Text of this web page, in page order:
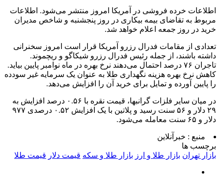
اطلاعات خرده فروشی در آمریکا امروز منتشر می‌شود. اطلاعات
مربوط به تقاضای بیمه بیکاری در روز پنجشنبه و شاخص مدیران
خرید در روز جمعه اعلام خواهد شد.
تعدادی از مقامات فدرال رزرو آمریکا قرار است امروز سخنرانی
داشته باشند، از جمله رئیس فدرال رزرو شیکاگو و ریچموند.
تاجران ۷۶ درصد احتمال می‌دهند نرخ بهره در ماه نوامبر پایین بیاید.
کاهش نرخ بهره هزینه نگهداری طلا به عنوان یک سرمایه غیر سودده
را پایین آورده و تمایل برای خرید آن را افزایش می‌دهد.
در میان سایر فلزات گرانبها، قیمت نقره با ۰.۵۶ درصد افزایش به
۲۹ دلار و ۵۶ سنت رسید و پلاتین با یک افزایش ۰.۵۲ درصدی ۹۷۷
دلار و ۶۵ سنت معامله می‌شود.
منبع : خبرآنلاین
برچسب ها
بازار تهران بازار طلا و ارز بازار طلا و سکه قیمت دلار قیمت طلا